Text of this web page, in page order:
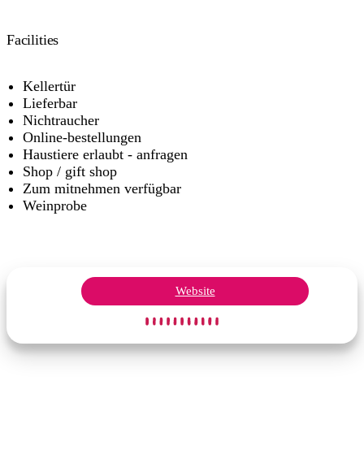
Facilities
Kellertür
Lieferbar
Nichtraucher
Online-bestellungen
Haustiere erlaubt - anfragen
Shop / gift shop
Zum mitnehmen verfügbar
Weinprobe
Website